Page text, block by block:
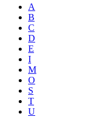
A
B
C
D
E
I
M
O
S
T
U